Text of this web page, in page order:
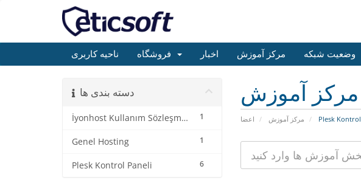
ناحیه کاربری اخبار مرکز آموزش وضعیت شبکه
مرکز آموزش
اعضا مرکز آموزش Plesk
دسته بندی ها
1
İyonhost Kullanım Sözleşme ve Koşulları
1
Genel Hosting
6
Plesk Kontrol Paneli